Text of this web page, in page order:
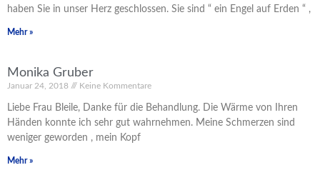
haben Sie in unser Herz geschlossen. Sie sind “ ein Engel auf Erden “ ,
Mehr »
Monika Gruber
Januar 24, 2018 Keine Kommentare
Liebe Frau Bleile, Danke für die Behandlung. Die Wärme von Ihren
Händen konnte ich sehr gut wahrnehmen. Meine Schmerzen sind
weniger geworden , mein Kopf
Mehr »